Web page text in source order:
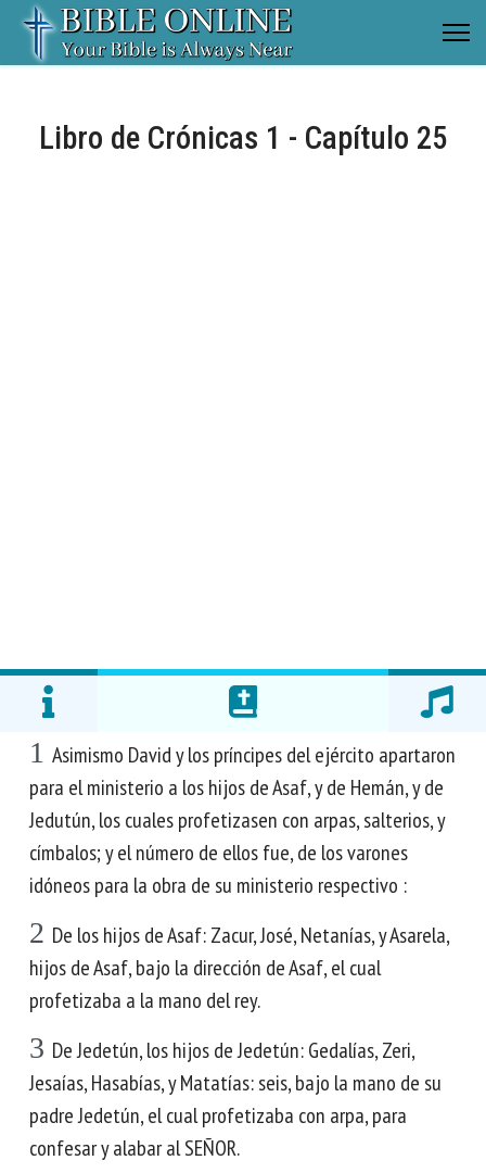
Libro de Crónicas 1 - Capítulo 25
1 Asimismo David y los príncipes del ejército apartaron
para el ministerio a los hijos de Asaf, y de Hemán, y de
Jedutún, los cuales profetizasen con arpas, salterios, y
címbalos; y el número de ellos fue, de los varones
idóneos para la obra de su ministerio respectivo :
2 De los hijos de Asaf: Zacur, José, Netanías, y Asarela,
hijos de Asaf, bajo la dirección de Asaf, el cual
profetizaba a la mano del rey.
3 De Jedetún, los hijos de Jedetún: Gedalías, Zeri,
Jesaías, Hasabías, y Matatías: seis, bajo la mano de su
padre Jedetún, el cual profetizaba con arpa, para
confesar y alabar al SEÑOR.